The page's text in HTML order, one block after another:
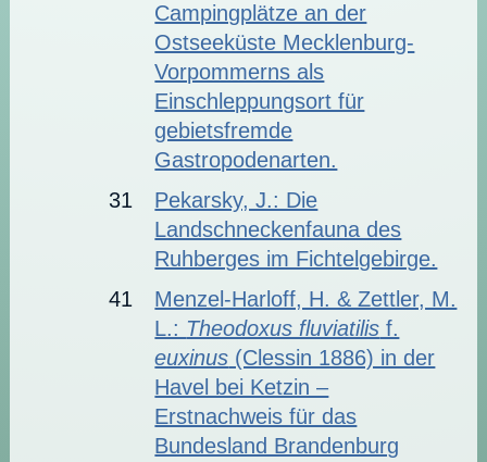
Campingplätze an der
Ostseeküste Mecklenburg-
Vorpommerns als
Einschleppungsort für
gebietsfremde
Gastropodenarten.
31
Pekarsky, J.: Die
Landschneckenfauna des
Ruhberges im Fichtelgebirge.
41
Menzel-Harloff, H. & Zettler, M.
L.: Theodoxus fluviatilis f.
euxinus (Clessin 1886) in der
Havel bei Ketzin –
Erstnachweis für das
Bundesland Brandenburg